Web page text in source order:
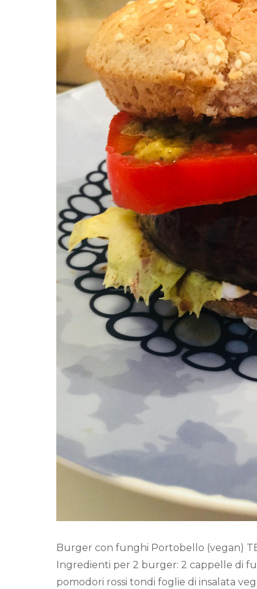
Burger con funghi Portobello (vegan)
Ingredienti per 2 burger: 2 cappelle di
pomodori rossi tondi foglie di insalata